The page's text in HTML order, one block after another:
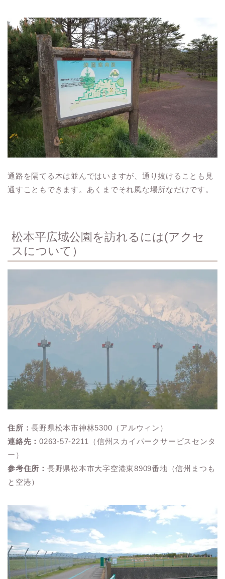
通路を隔てる木は並んではいますが、通り抜けることも見
通すこともできます。あくまでそれ風な場所なだけです。
松本平広域公園を訪れるには(アクセ
スについて）
住所：長野県松本市神林5300（アルウィン）
連絡先：0263-57-2211（信州スカイパークサービスセンタ
ー）
参考住所： 長野県松本市大字空港東8909番地（信州まつも
と空港）